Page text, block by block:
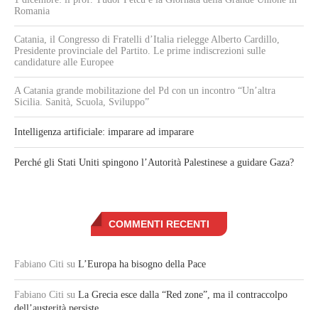
Romania
Catania, il Congresso di Fratelli d’Italia rielegge Alberto Cardillo,
Presidente provinciale del Partito. Le prime indiscrezioni sulle
candidature alle Europee
A Catania grande mobilitazione del Pd con un incontro “Un’altra
Sicilia. Sanità, Scuola, Sviluppo”
Intelligenza artificiale: imparare ad imparare
Perché gli Stati Uniti spingono l’Autorità Palestinese a guidare Gaza?
COMMENTI RECENTI
Fabiano Citi su L’Europa ha bisogno della Pace
Fabiano Citi su La Grecia esce dalla “Red zone”, ma il contraccolpo